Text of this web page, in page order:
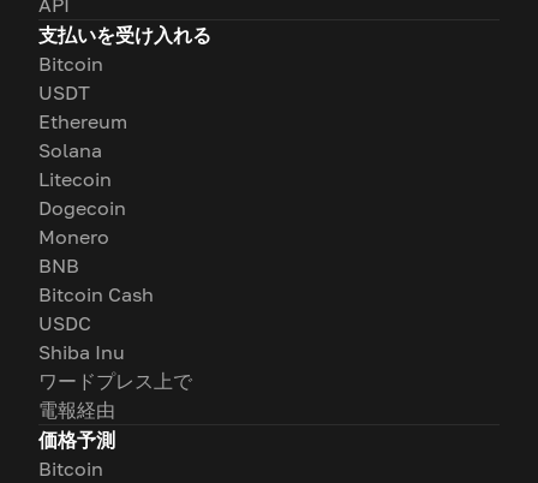
API
支払いを受け入れる
Bitcoin
USDT
Ethereum
Solana
Litecoin
Dogecoin
Monero
BNB
Bitcoin Cash
USDC
Shiba Inu
ワードプレス上で
電報経由
価格予測
Bitcoin